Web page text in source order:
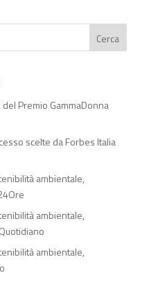
Cerca
Premio GammaDonna
scelte da Forbes Italia
ambientale,
ambientale,
ambientale,